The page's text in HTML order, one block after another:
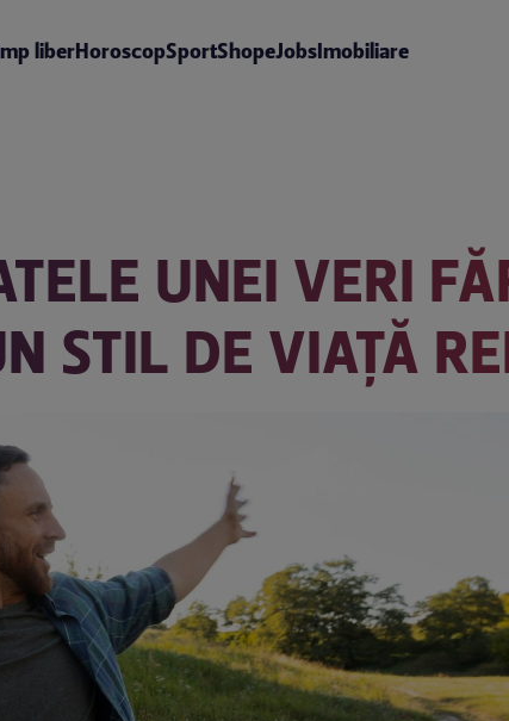
liberHoroscopSportShopeJobsImobiliare
UNEI VERI
STIL DE VIAȚĂ